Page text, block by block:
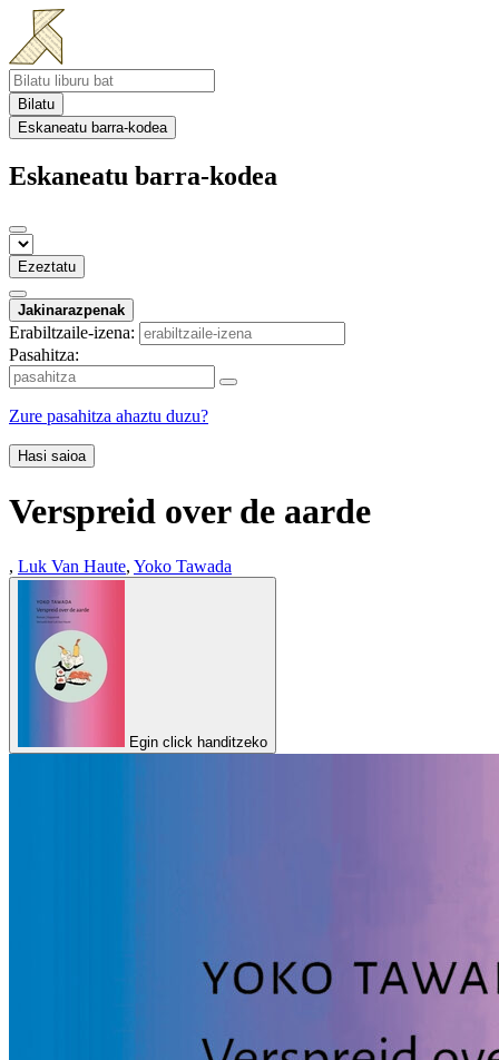
Bilatu
Eskaneatu barra-kodea
Eskaneatu barra-kodea
Ezeztatu
Jakinarazpenak
Erabiltzaile-izena:
Pasahitza:
Zure pasahitza ahaztu duzu?
Hasi saioa
Verspreid over de aarde
, Luk Van Haute, Yoko Tawada
Egin click handitzeko